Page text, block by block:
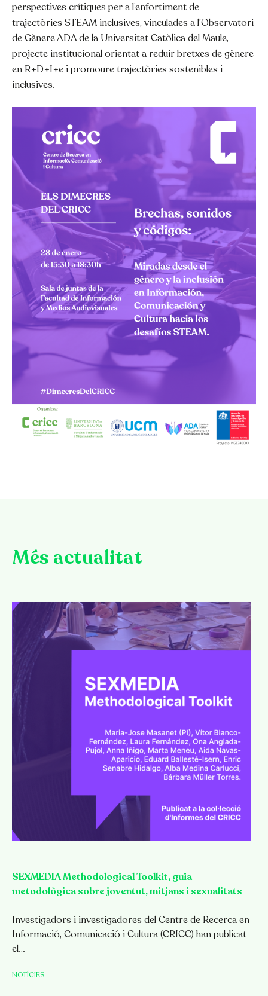
perspectives crítiques per a l’enfortiment de
trajectòries STEAM inclusives, vinculades a l’Observatori
de Gènere ADA de la Universitat Catòlica del Maule,
projecte institucional orientat a reduir bretxes de gènere
en R+D+I+e i promoure trajectòries sostenibles i
inclusives.
Més actualitat
SEXMEDIA Methodological Toolkit, guia
metodològica sobre joventut, mitjans i sexualitats
Investigadors i investigadores del Centre de Recerca en
Informació, Comunicació i Cultura (CRICC) han publicat
el…
NOTÍCIES